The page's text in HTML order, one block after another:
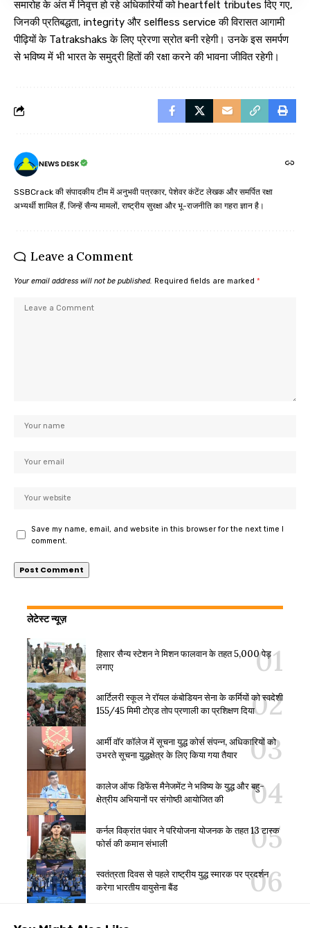
समारोह के अंत में निवृत्त हो रहे अधिकारियों को heartfelt tributes दिए गए,
जिनकी प्रतिबद्धता, integrity और selfless service की विरासत आगामी
पीढ़ियों के Tatrakshaks के लिए प्रेरणा स्रोत बनी रहेगी। उनके इस समर्पण
से भविष्य में भी भारत के समुद्री हितों की रक्षा करने की भावना जीवित रहेगी।
NEWS DESK
SSBCrack की संपादकीय टीम में अनुभवी पत्रकार, पेशेवर कंटेंट लेखक और समर्पित रक्षा
अभ्यर्थी शामिल हैं, जिन्हें सैन्य मामलों, राष्ट्रीय सुरक्षा और भू-राजनीति का गहरा ज्ञान है।
Leave a Comment
Your email address will not be published. Required fields are marked *
Save my name, email, and website in this browser for the next time I
comment.
लेटेस्ट न्यूज़
हिसार सैन्य स्टेशन ने मिशन फालवान के तहत 5,000 पेड़
लगाए
आर्टिलरी स्कूल ने रॉयल कंबोडियन सेना के कर्मियों को स्वदेशी
155/45 मिमी टोएड तोप प्रणाली का प्रशिक्षण दिया
आर्मी वॉर कॉलेज में सूचना युद्ध कोर्स संपन्न, अधिकारियों को
उभरते सूचना युद्धक्षेत्र के लिए किया गया तैयार
कालेज ऑफ डिफेंस मैनेजमेंट ने भविष्य के युद्ध और बहु-
क्षेत्रीय अभियानों पर संगोष्ठी आयोजित की
कर्नल विक्रांत पंवार ने परियोजना योजनक के तहत 13 टास्क
फोर्स की कमान संभाली
स्वतंत्रता दिवस से पहले राष्ट्रीय युद्ध स्मारक पर प्रदर्शन
करेगा भारतीय वायुसेना बैंड